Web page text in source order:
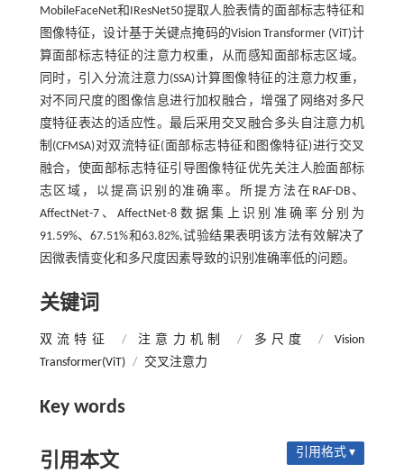
MobileFaceNet和IResNet50提取人脸表情的面部标志特征和
图像特征，设计基于关键点掩码的Vision Transformer (ViT)计
算面部标志特征的注意力权重，从而感知面部标志区域。
同时，引入分流注意力(SSA)计算图像特征的注意力权重，
对不同尺度的图像信息进行加权融合，增强了网络对多尺
度特征表达的适应性。最后采用交叉融合多头自注意力机
制(CFMSA)对双流特征(面部标志特征和图像特征)进行交叉
融合，使面部标志特征引导图像特征优先关注人脸面部标
志区域，以提高识别的准确率。所提方法在RAF-DB、
AffectNet-7、AffectNet-8数据集上识别准确率分别为
91.59%、67.51%和63.82%,试验结果表明该方法有效解决了
因微表情变化和多尺度因素导致的识别准确率低的问题。
关键词
双流特征 / 注意力机制 / 多尺度 /
Vision
Transformer(ViT) / 交叉注意力
Key words
引用本文 引用格式 ▾